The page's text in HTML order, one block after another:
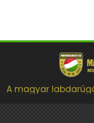
A magyar